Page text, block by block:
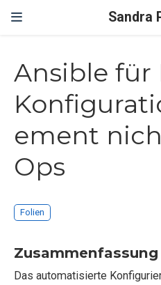
Sandra
Ansible für
ement
Ops
Folien
Zusammenfassung
Das automatisierte